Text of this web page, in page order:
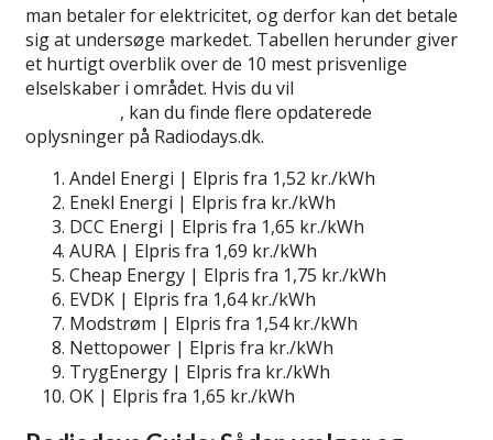
man betaler for elektricitet, og derfor kan det betale
sig at undersøge markedet. Tabellen herunder giver
et hurtigt overblik over de 10 mest prisvenlige
elselskaber i området. Hvis du vil
, kan du finde flere opdaterede
oplysninger på Radiodays.dk.
Andel Energi | Elpris fra 1,52 kr./kWh
Enekl Energi | Elpris fra kr./kWh
DCC Energi | Elpris fra 1,65 kr./kWh
AURA | Elpris fra 1,69 kr./kWh
Cheap Energy | Elpris fra 1,75 kr./kWh
EVDK | Elpris fra 1,64 kr./kWh
Modstrøm | Elpris fra 1,54 kr./kWh
Nettopower | Elpris fra kr./kWh
TrygEnergy | Elpris fra kr./kWh
OK | Elpris fra 1,65 kr./kWh